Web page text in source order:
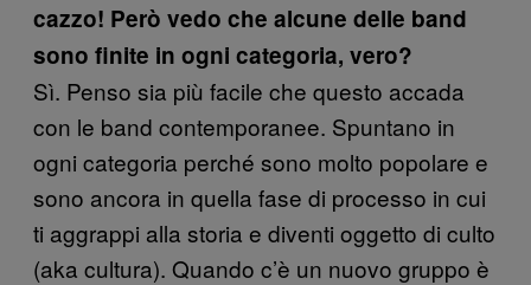
cazzo! Però vedo che alcune delle band
sono finite in ogni categoria, vero?
Sì. Penso sia più facile che questo accada
con le band contemporanee. Spuntano in
ogni categoria perché sono molto popolare e
sono ancora in quella fase di processo in cui
ti aggrappi alla storia e diventi oggetto di culto
(aka cultura). Quando c’è un nuovo gruppo è